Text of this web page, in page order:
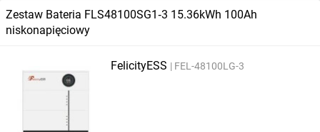
Zestaw Bateria FLS48100SG1‑3 15.36kWh 100Ah
niskonapięciowy
FelicityESS FEL-48100LG-3